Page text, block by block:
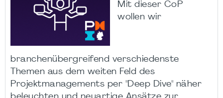
Mit dieser CoP
wollen wir
branchenübergreifend verschiedenste
Themen aus dem weiten Feld des
Projektmanagements per "Deep Dive" näher